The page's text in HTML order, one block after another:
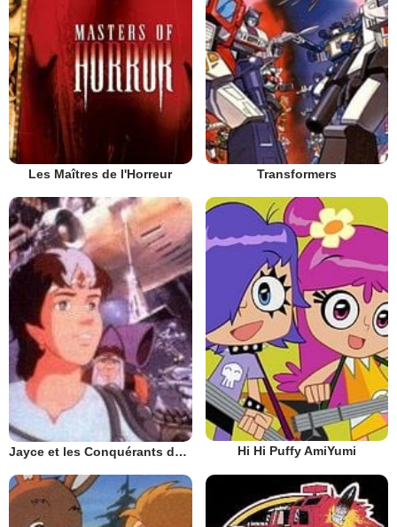
Les Maîtres de l'Horreur Transformers
Jayce et les Conquérants de la Lumière Hi Hi Puffy AmiYumi